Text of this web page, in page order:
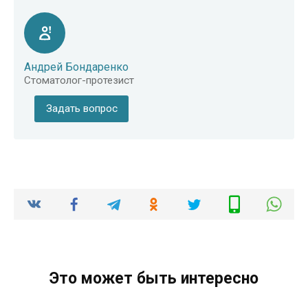
Андрей Бондаренко
Стоматолог-протезист
Задать вопрос
Это может быть интересно